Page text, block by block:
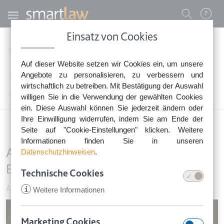
Einsatz von Cookies
Auf dieser Website setzen wir Cookies ein, um unsere
Angebote zu personalisieren, zu verbessern und
wirtschaftlich zu betreiben. Mit Bestätigung der Auswahl
willigen Sie in die Verwendung der gewählten Cookies
ein. Diese Auswahl können Sie jederzeit ändern oder
Ihre Einwilligung widerrufen, indem Sie am Ende der
Seite auf "Cookie-Einstellungen" klicken. Weitere
Informationen finden Sie in unseren
Datenschutzhinweisen.
Technische Cookies
i Weitere Informationen
Direkt zum Inhalt
0800 - 268 4 268 (kostenfrei)
Sie erreichen unser Service-Team:
Montag bis Freitag: 8-18 Uhr
Keine Rechtsberatung.
Benutzermenü
Startseite
Arbeitnehmer & Auszubildende
Arbeitszeit anpassen: EuGH stärkt Eltern behinderter Kinder
Arbeitszeit anpassen: EuGH stärkt
Eltern behinderter Kinder
Arbeitnehmer & Auszubildende
Image